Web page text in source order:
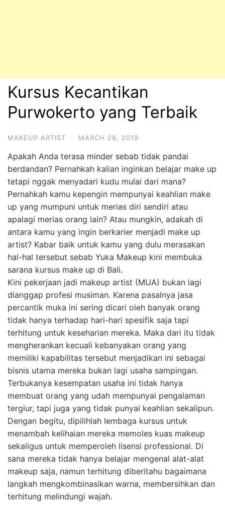
Kursus Kecantikan
Purwokerto yang Terbaik
MAKEUP ARTIST · MARCH 28, 2019
Apakah Anda terasa minder sebab tidak pandai
berdandan? Pernahkah kalian inginkan belajar make up
tetapi nggak menyadari kudu mulai dari mana?
Pernahkah kamu kepengin mempunyai keahlian make
up yang mumpuni untuk merias diri sendiri atau
apalagi merias orang lain? Atau mungkin, adakah di
antara kamu yang ingin berkarier menjadi make up
artist? Kabar baik untuk kamu yang dulu merasakan
hal-hal tersebut sebab Yuka Makeup kini membuka
sarana kursus make up di Bali.
Kini pekerjaan jadi makeup artist (MUA) bukan lagi
dianggap profesi musiman. Karena pasalnya jasa
percantik muka ini sering dicari oleh banyak orang
tidak hanya terhadap hari-hari spesifik saja tapi
terhitung untuk keseharian mereka. Maka dari itu tidak
mengherankan kecuali kebanyakan orang yang
memiliki kapabilitas tersebut menjadikan ini sebagai
bisnis utama mereka bukan lagi usaha sampingan.
Terbukanya kesempatan usaha ini tidak hanya
membuat orang yang udah mempunyai pengalaman
tergiur, tapi juga yang tidak punyai keahlian sekalipun.
Dengan begitu, dipilihlah lembaga kursus untuk
menambah kelihaian mereka memoles kuas makeup
sekaligus untuk memperoleh lisensi professional. Di
sana mereka tidak hanya belajar mengenal alat-alat
makeup saja, namun terhitung diberitahu bagaimana
langkah mengkombinasikan warna, membersihkan dan
terhitung melindungi wajah.